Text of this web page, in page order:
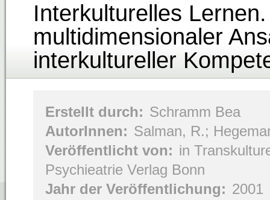
Interkulturelles
multidimensionaler
interkultureller
Erstellt durch: Schramm Bea
AutorInnen: Salman, R.;
Veröffentlicht von: in
Psychieatrie Verlag Bonn
Jahr der Veröffentlichung: 2001